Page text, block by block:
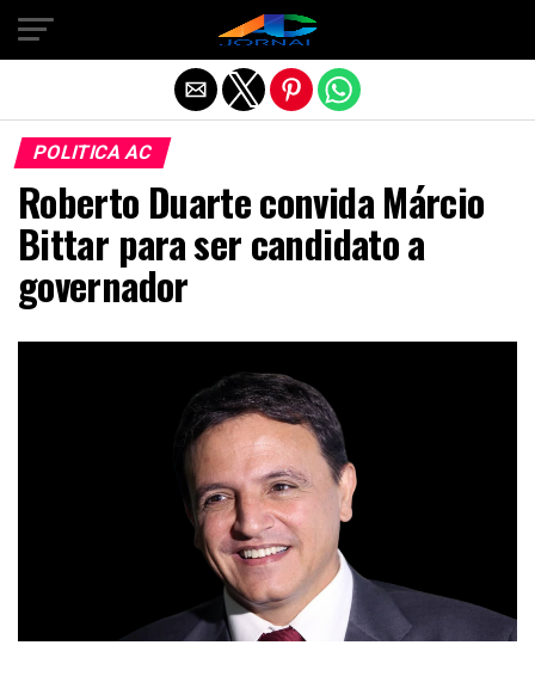
POLITICA AC
Roberto Duarte convida Márcio
Bittar para ser candidato a
governador
Exit mobile version